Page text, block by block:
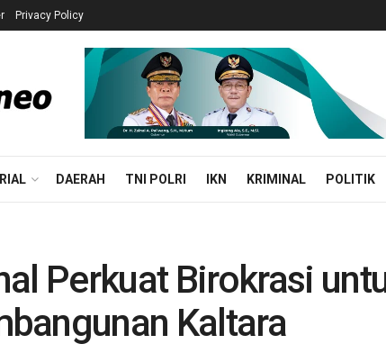
Privacy Policy
DAERAH TNI POLRI IKN KRIMINAL POLITIK
Perkuat Birokrasi
Kaltara